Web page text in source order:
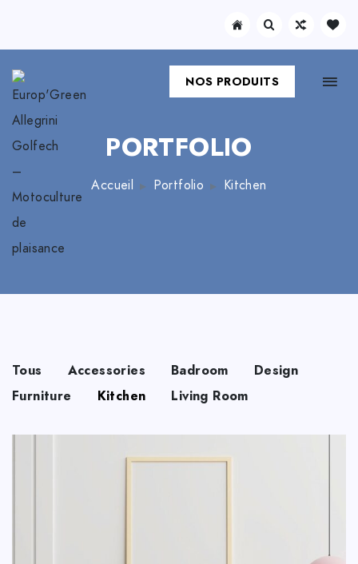
NOS PRODUITS
PORTFOLIO
Accueil Portfolio Kitchen
Tous Accessories Badroom
Design
Furniture
Kitchen Living Room